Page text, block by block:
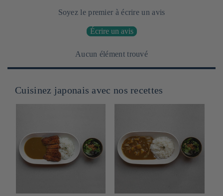
Soyez le premier à écrire un avis
Écrire un avis
Aucun élément trouvé
Cuisinez japonais avec nos recettes